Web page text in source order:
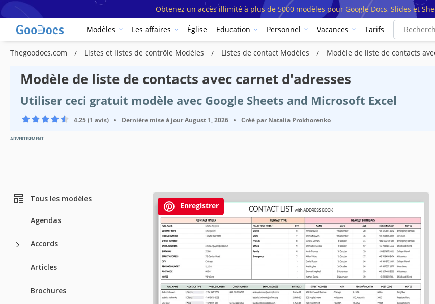
Obtenez un accès illimité à plus de 5000 modèles pour Google Docs, Slides et
Modèles Les affaires Église Education Personnel Vacances Tarifs
Thegoodocs.com Listes et listes de contrôle Modèles Listes de contact Modèles Modèle de liste de contacts
Modèle de liste de contacts avec carnet d'adresses
Utiliser ceci gratuit modèle avec Google Sheets and Microsoft Excel
4.25 (1 avis) • Dernière mise à jourAugust 1, 2026 • Créé par Natalia Prokhorenko
ADVERTISEMENT
Tous les modèles
Agendas
Accords
Articles
Brochures
Enregistrer